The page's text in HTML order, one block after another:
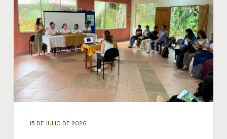
articulación
nacional
del
MAPI
con
encuentro
entre
Gobierno
y
15 DE JULIO DE 2026